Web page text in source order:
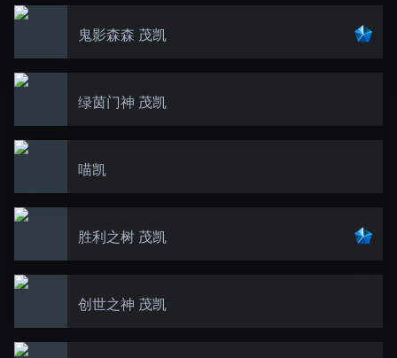
鬼影森森 茂凯
绿茵门神 茂凯
喵凯
胜利之树 茂凯
创世之神 茂凯